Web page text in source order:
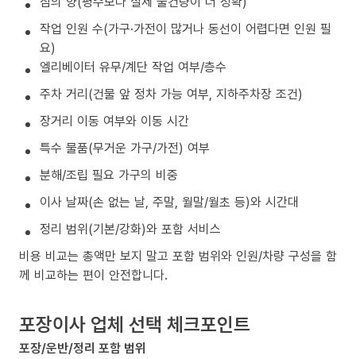
작업 인원 수(가구·가전이 많거나 동선이 어렵다면 인원 필
요)
엘리베이터 유무/계단 작업 여부/층수
주차 거리(건물 앞 정차 가능 여부, 지하주차장 조건)
장거리 이동 여부와 이동 시간
특수 물품(무거운 가구/가전) 여부
분해/조립 필요 가구의 비중
이사 날짜(손 없는 날, 주말, 월말/월초 등)와 시간대
정리 범위(기본/강화)와 포함 서비스
비용 비교는 총액만 보지 말고 포함 범위와 인원/차량 구성을 함
께 비교하는 편이 안전합니다.
포장이사 업체 선택 체크포인트
포장/운반/정리 포함 범위